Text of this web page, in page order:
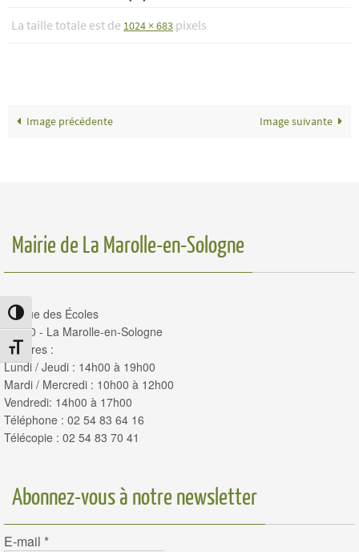
Passer en contraste élevé
Changer la taille de la police
La taille totale est de 1024 × 683 pixels
Image précédente Image suivante
Mairie de La Marolle-en-Sologne
14, rue des Écoles
41210 - La Marolle-en-Sologne
Horaires :
Lundi / Jeudi : 14h00 à 19h00
Mardi / Mercredi : 10h00 à 12h00
Vendredi: 14h00 à 17h00
Téléphone : 02 54 83 64 16
Télécopie : 02 54 83 70 41
Abonnez-vous à notre newsletter
E-mail *